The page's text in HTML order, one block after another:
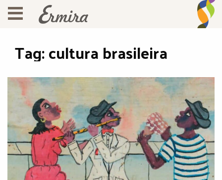
Tag:cultura brasileira